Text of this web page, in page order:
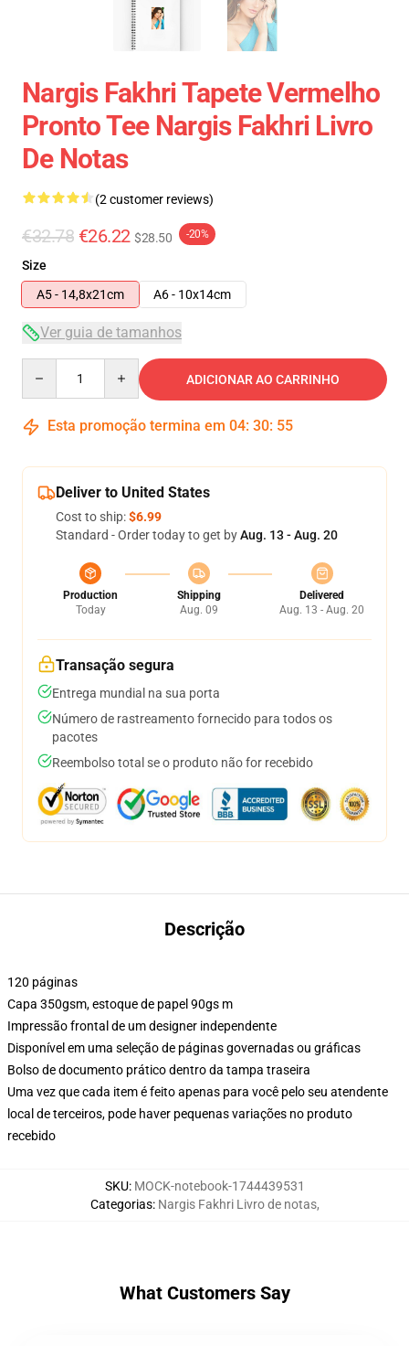
Nargis Fakhri Tapete Vermelho
Pronto Tee Nargis Fakhri Livro
De Notas
(2 customer reviews)
€32.78 €26.22 $28.50 -20%
Size
A5 - 14,8x21cm
A6 - 10x14cm
Ver guia de tamanhos
ADICIONAR AO CARRINHO
Esta promoção termina em 04: 30: 55
Deliver to United States
Cost to ship:$6.99
Standard - Order today to get byAug. 13 - Aug. 20
Production
Today
Shipping
Aug. 09
Delivered
Aug. 13 - Aug. 20
Transação segura
Entrega mundial na sua porta
Número de rastreamento fornecido para todos os
pacotes
Reembolso total se o produto não for recebido
Descrição
120 páginas
Capa 350gsm, estoque de papel 90gs m
Impressão frontal de um designer independente
Disponível em uma seleção de páginas governadas ou gráficas
Bolso de documento prático dentro da tampa traseira
Uma vez que cada item é feito apenas para você pelo seu atendente
local de terceiros, pode haver pequenas variações no produto
recebido
SKU: MOCK-notebook-1744439531
Categorias: Nargis Fakhri Livro de notas,
What Customers Say